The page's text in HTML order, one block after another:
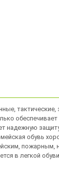
надежную
обувь
пожарным,
в легкой